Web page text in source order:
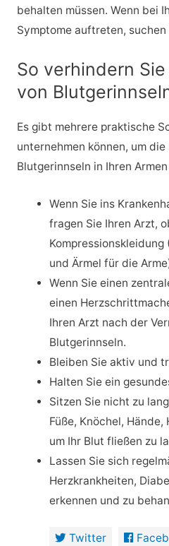
behalten müssen. Wenn bei
Symptome auftreten, suchen
So verhindern
von
Es gibt mehrere praktische
unternehmen können, um
Blutgerinnseln in Ihren
Wenn Sie ins
fragen Sie Ihren Arzt,
und Ärmel für die
Wenn Sie einen
einen
Ihren Arzt nach der
Blutgerinnseln.
Bleiben Sie aktiv und
Halten Sie ein
Sitzen Sie nicht zu
Füße, Knöchel,
um Ihr Blut fließen zu
Lassen Sie sich
Herzkrankheiten,
erkennen und zu
Twitter